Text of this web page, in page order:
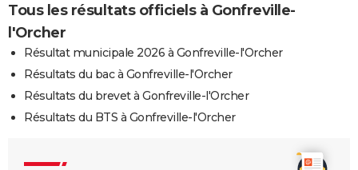
Tous les résultats officiels à Gonfreville-
l'Orcher
Résultat municipale 2026 à Gonfreville-l'Orcher
Résultats du bac à Gonfreville-l'Orcher
Résultats du brevet à Gonfreville-l'Orcher
Résultats du BTS à Gonfreville-l'Orcher